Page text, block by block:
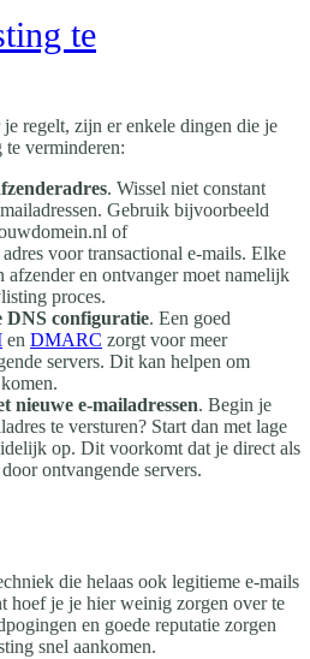
te
regelt, zijn er enkele dingen die je
verminderen:
. Wissel niet constant
Gebruik bijvoorbeeld
of
voor transactional e-mails. Elke
afzender en ontvanger moet namelijk
proces.
DNS configuratie. Een goed
en DMARC zorgt voor meer
servers. Dit kan helpen om
nieuwe e-mailadressen. Begin je
te versturen? Start dan met lage
op. Dit voorkomt dat je direct als
ontvangende servers.
die helaas ook legitieme e-mails
hoef je je hier weinig zorgen over te
en goede reputatie zorgen
snel aankomen.